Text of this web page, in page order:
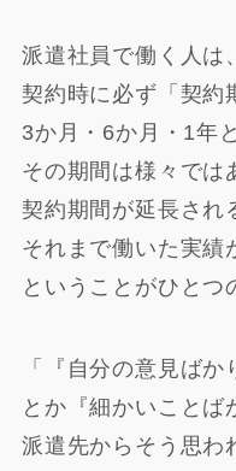
派遣社員で働く人は、
契約時に必ず「契約
3か月・6か月・1年と
その期間は様々では
契約期間が延長され
それまで働いた実績
ということがひとつ
「『自分の意見ばか
とか『細かいことば
派遣先からそう思わ